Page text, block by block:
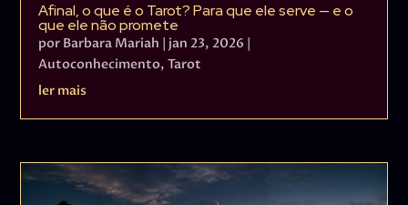
Afinal, o que é o Tarot? Para que ele serve — e o
que ele não promete
por Barbara Mariah jan 23, 2026
Autoconhecimento,Tarot
ler mais